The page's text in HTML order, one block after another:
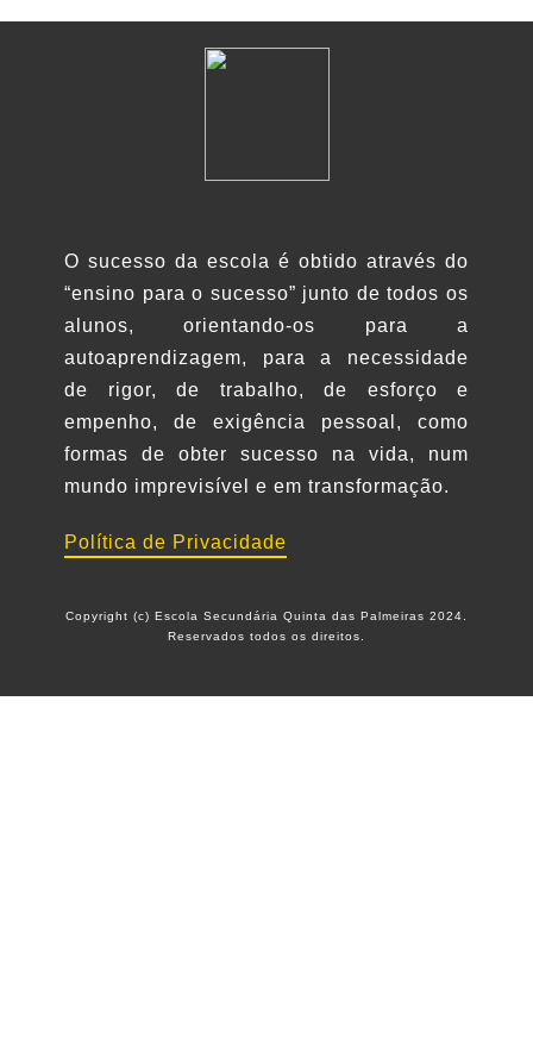
O sucesso da escola é obtido através do
“ensino para o sucesso” junto de todos os
alunos, orientando-os para a
autoaprendizagem, para a necessidade
de rigor, de trabalho, de esforço e
empenho, de exigência pessoal, como
formas de obter sucesso na vida, num
mundo imprevisível e em transformação.
Política de Privacidade
Copyright (c) Escola Secundária Quinta das Palmeiras 2024.
Reservados todos os direitos.